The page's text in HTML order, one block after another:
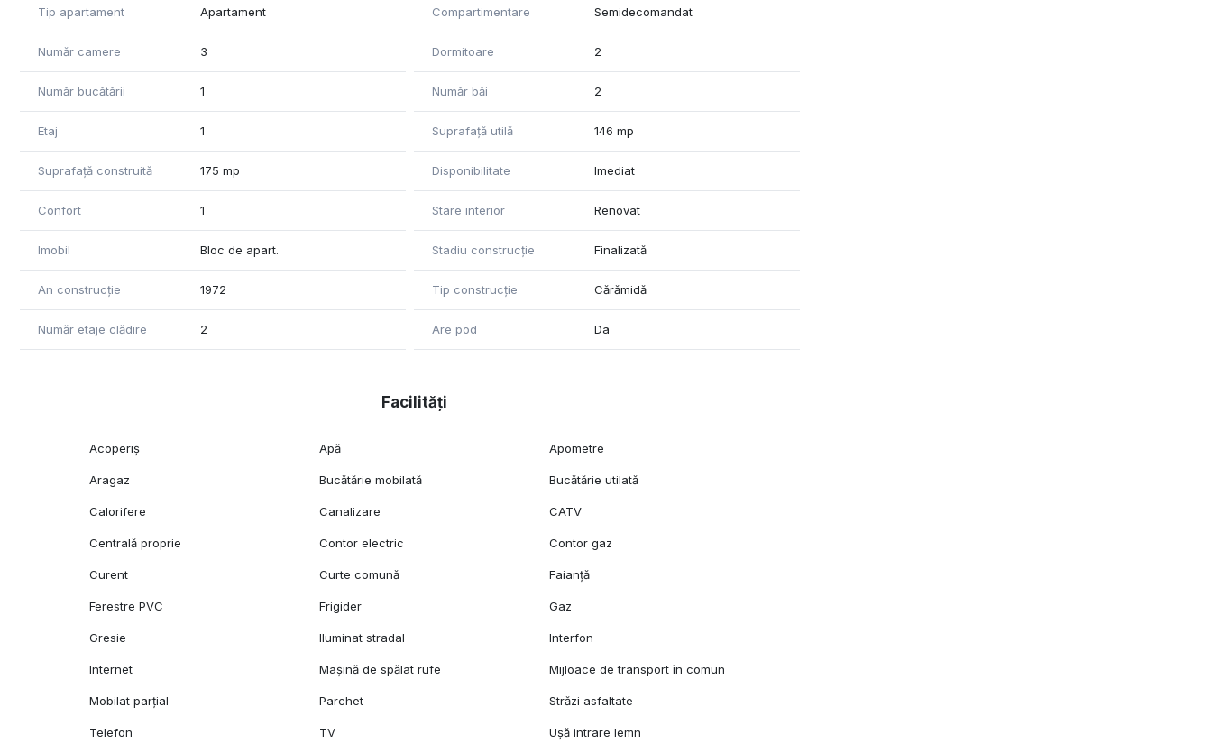
- bucatarie
Apartamentul a fost renovat in intregime. Au fost reconditionate geamurile si usile interioare din lemn.
A fost pastrat si reconditionat si parchetul din lemn masiv. Incalzirea se realizeaza cu ajutorul centralei proprii
alimentata cu gaz.
Se vinde fara mobila.
Tip apartament Apartament Compartimentare Semidecomandat
Număr camere 3 Dormitoare 2
Număr bucătării 1 Număr băi 2
Etaj 1 Suprafață utilă 146 mp
Suprafață construită 175 mp Disponibilitate Imediat
Confort 1 Stare interior Renovat
Imobil Bloc de apart. Stadiu construcție Finalizată
An construcție 1972 Tip construcție Cărămidă
Număr etaje clădire 2 Are pod Da
Facilități
Acoperiș Apă Apometre
Aragaz Bucătărie mobilată Bucătărie utilată
Calorifere Canalizare CATV
Centrală proprie Contor electric Contor gaz
Curent Curte comună Faianță
Ferestre PVC Frigider Gaz
Gresie Iluminat stradal Interfon
Internet Mașină de spălat rufe Mijloace de transport în comun
Mobilat parțial Parchet Străzi asfaltate
Telefon TV Ușă intrare lemn